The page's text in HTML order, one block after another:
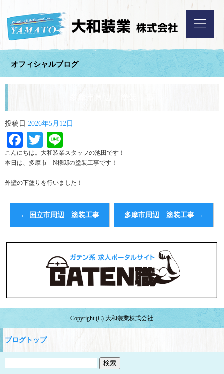
オフィシャルブログ
投稿日 2026年5月12日
Facebook
Twitter
こんにちは。大和装業スタッフの池田です！
本日は、多摩市 N様邸の塗装工事です！
外壁の下塗りを行いました！
← 国立市周辺 塗装工事 多摩市周辺 塗装工事 →
Copyright (C) 大和装業株式会社
ブログトップ